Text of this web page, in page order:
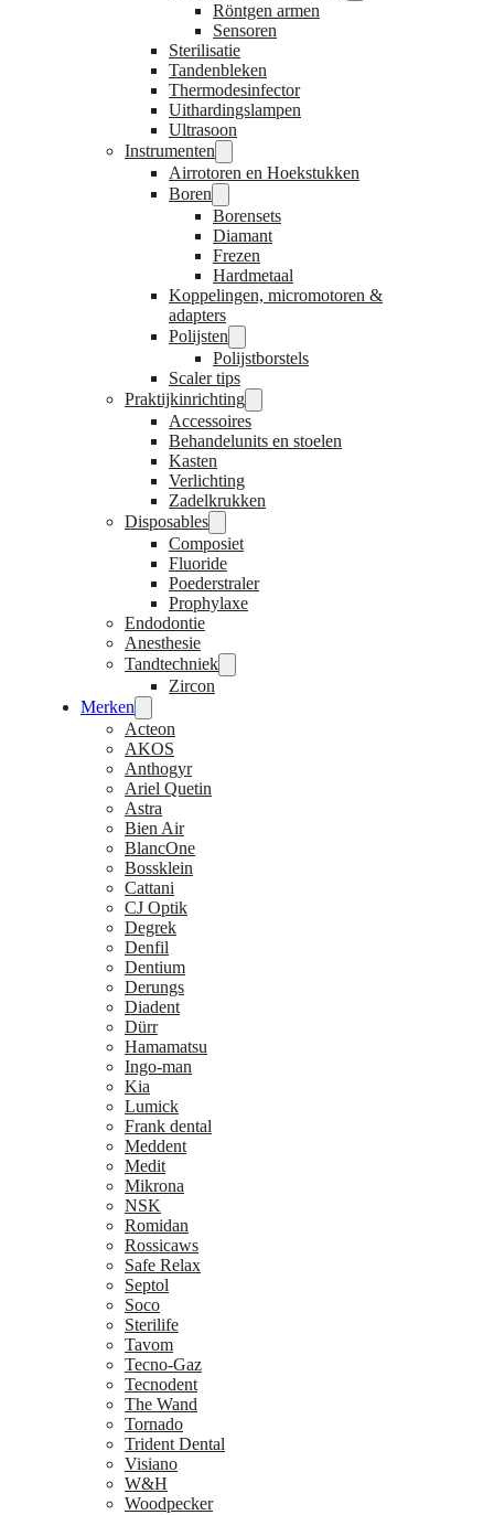
Röntgen armen
Sensoren
Sterilisatie
Tandenbleken
Thermodesinfector
Uithardingslampen
Ultrasoon
Instrumenten
Airrotoren en Hoekstukken
Boren
Borensets
Diamant
Frezen
Hardmetaal
Koppelingen, micromotoren &
adapters
Polijsten
Polijstborstels
Scaler tips
Praktijkinrichting
Accessoires
Behandelunits en stoelen
Kasten
Verlichting
Zadelkrukken
Disposables
Composiet
Fluoride
Poederstraler
Prophylaxe
Endodontie
Anesthesie
Tandtechniek
Zircon
Merken
Acteon
AKOS
Anthogyr
Ariel Quetin
Astra
Bien Air
BlancOne
Bossklein
Cattani
CJ Optik
Degrek
Denfil
Dentium
Derungs
Diadent
Dürr
Hamamatsu
Ingo-man
Kia
Lumick
Frank dental
Meddent
Medit
Mikrona
NSK
Romidan
Rossicaws
Safe Relax
Septol
Soco
Sterilife
Tavom
Tecno-Gaz
Tecnodent
The Wand
Tornado
Trident Dental
Visiano
W&H
Woodpecker